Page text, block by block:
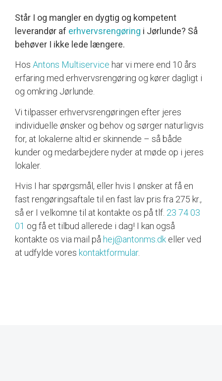
Står I og mangler en dygtig og kompetent
leverandør af erhvervsrengøring i Jørlunde? Så
behøver I ikke lede længere.
Hos Antons Multiservice har vi mere end 10 års
erfaring med erhvervsrengøring og kører dagligt i
og omkring Jørlunde.
Vi tilpasser erhvervsrengøringen efter jeres
individuelle ønsker og behov og sørger naturligvis
for, at lokalerne altid er skinnende – så både
kunder og medarbejdere nyder at møde op i jeres
lokaler.
Hvis I har spørgsmål, eller hvis I ønsker at få en
fast rengøringsaftale til en fast lav pris fra 275 kr.,
så er I velkomne til at kontakte os på tlf. 23 74 03
01 og få et tilbud allerede i dag! I kan også
kontakte os via mail på hej@antonms.dk eller ved
at udfylde vores kontaktformular.